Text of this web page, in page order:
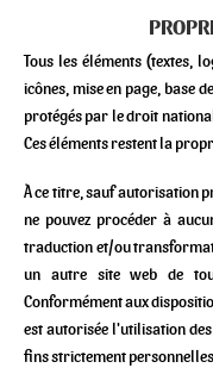
Tous les éléments (textes,
icônes, mise en page, base
protégés par le droit
Ces éléments restent la
À ce titre, sauf autorisation
ne pouvez procéder à
traduction et/ou
un autre site web de
Conformément aux
est autorisée l'utilisation
fins strictement